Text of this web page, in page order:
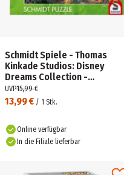
Schmidt Spiele - Thomas
Kinkade Studios: Disney
Dreams Collection -
Maleficent, 1.000 Teile Puzzle
13,99 € / 1 Stk.
UVP15,99 €
Online verfügbar
In die Filiale lieferbar